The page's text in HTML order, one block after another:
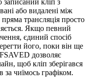
або видалені між
трансляція просто
Якщо певний
єдиний спосіб
його, поки він ще
дозволяє
щоб кліп зберігався
за чиїмось графіком.